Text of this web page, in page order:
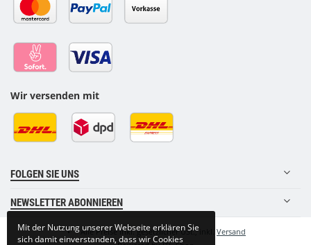
Wir versenden mit
FOLGEN SIE UNS
NEWSLETTER ABONNIEREN
•*Alle Preise inkl. gesetzlicher USt., inkl. Versand
Mit der Nutzung unserer Webseite erklären Sie
sich damit einverstanden, dass wir Cookies